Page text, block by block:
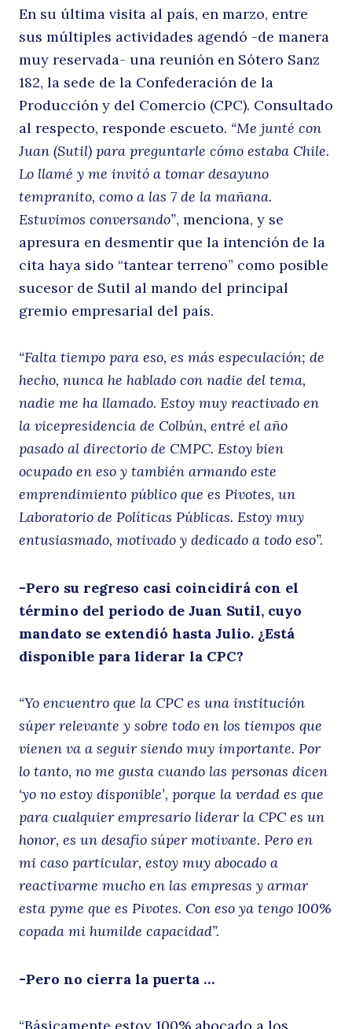
la
Buscar
En su última visita al país, en marzo, entre
sus múltiples actividades agendó -de manera
muy reservada- una reunión en Sótero Sanz
182, la sede de la Confederación de la
Producción y del Comercio (CPC). Consultado
al respecto, responde escueto. “Me junté con
Juan (Sutil) para preguntarle cómo estaba Chile.
Lo llamé y me invitó a tomar desayuno
tempranito, como a las 7 de la mañana.
Estuvimos conversando”, menciona, y se
apresura en desmentir que la intención de la
cita haya sido “tantear terreno” como posible
sucesor de Sutil al mando del principal
gremio empresarial del país.
“Falta tiempo para eso, es más especulación; de
hecho, nunca he hablado con nadie del tema,
nadie me ha llamado. Estoy muy reactivado en
la vicepresidencia de Colbún, entré el año
pasado al directorio de CMPC. Estoy bien
ocupado en eso y también armando este
emprendimiento público que es Pivotes, un
Laboratorio de Políticas Públicas. Estoy muy
entusiasmado, motivado y dedicado a todo eso”.
-Pero su regreso casi coincidirá con el
término del periodo de Juan Sutil, cuyo
mandato se extendió hasta Julio. ¿Está
disponible para liderar la CPC?
“Yo encuentro que la CPC es una institución
súper relevante y sobre todo en los tiempos que
vienen va a seguir siendo muy importante. Por
lo tanto, no me gusta cuando las personas dicen
‘yo no estoy disponible’, porque la verdad es que
para cualquier empresario liderar la CPC es un
honor, es un desafío súper motivante. Pero en
mi caso particular, estoy muy abocado a
reactivarme mucho en las empresas y armar
esta pyme que es Pivotes. Con eso ya tengo 100%
copada mi humilde capacidad”.
-Pero no cierra la puerta …